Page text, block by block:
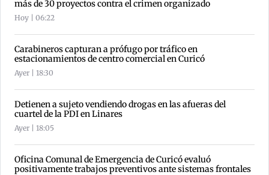
más de 30 proyectos contra el crimen organizado
Hoy | 06:22
Carabineros capturan a prófugo por tráfico en
estacionamientos de centro comercial en Curicó
Ayer | 18:30
Detienen a sujeto vendiendo drogas en las afueras del
cuartel de la PDI en Linares
Ayer | 18:05
Oficina Comunal de Emergencia de Curicó evaluó
positivamente trabajos preventivos ante sistemas frontales